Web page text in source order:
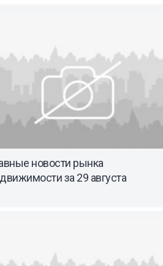
новости рынка
за 29 августа